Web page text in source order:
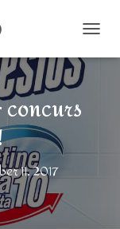
11, 2017